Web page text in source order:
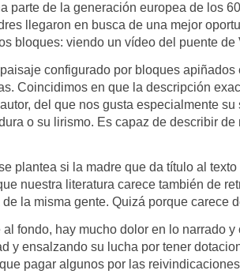
parte de la generación europea de los
llegaron en busca de una mejor
bloques: viendo un vídeo del puente
configurado por bloques
Coincidimos en que la descripción
del que nos gusta especialmente
o su lirismo. Es capaz de describir
plantea si la madre que da título al
nuestra literatura carece también de
la misma gente. Quizá porque carece
fondo, hay mucho dolor en lo narrado
y ensalzando su lucha por tener
pagar algunos por las